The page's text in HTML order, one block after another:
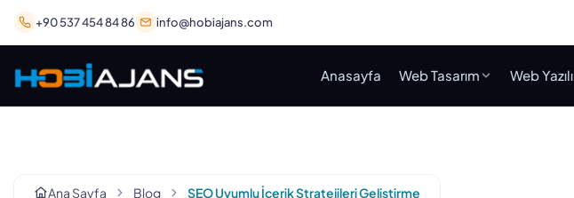
+90 537 454 84 86 info@hobiajans.com
Anasayfa Web Tasarım Web
Ana Sayfa Blog SEO Uyumlu İçerik Stratejileri Geliştirme